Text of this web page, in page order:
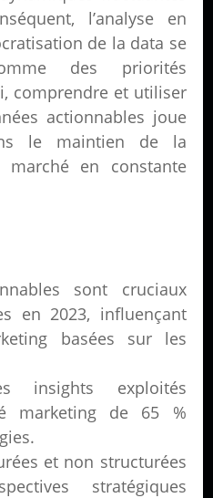
l’analyse en
de la data se
des priorités
comprendre et utiliser
actionnables joue
le maintien de la
en constante
sont cruciaux
en 2023, influençant
basées sur les
insights exploités
marketing de 65 %
et non structurées
stratégiques